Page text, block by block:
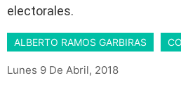
electorales.
ALBERTO RAMOS GARBIRAS
Lunes 9 De Abril, 2018